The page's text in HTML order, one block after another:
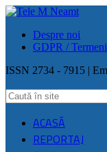
Despre noi
GDPR /
ISSN 2734 - 7915 |
ACASĂ
REPORTAJ